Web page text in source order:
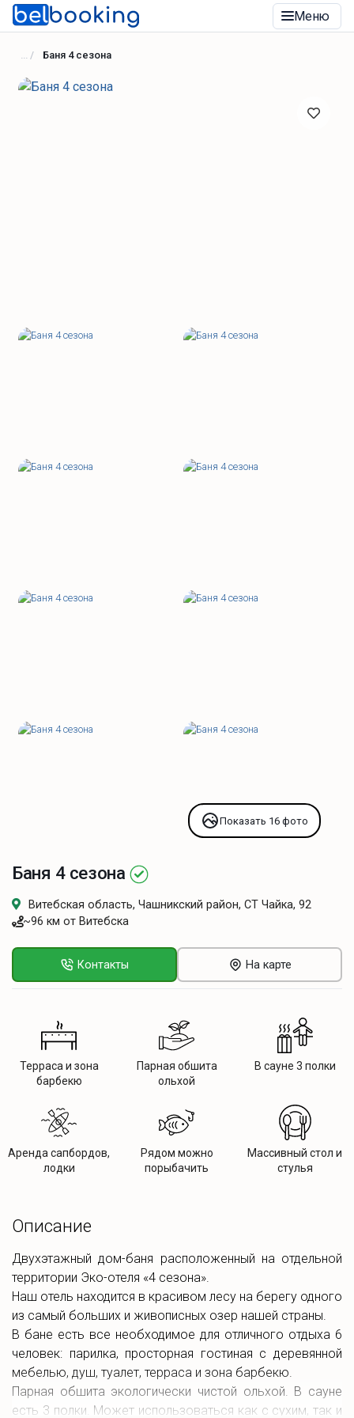
Меню
Баня 4 сезона
Показать 16 фото
Баня 4 сезона
Витебская область, Чашникский район, СТ Чайка, 92
~96 км от Витебска
Контакты На карте
Терраса и зона
барбекю
Парная обшита
ольхой
В сауне 3 полки
Аренда сапбордов,
лодки
Рядом можно
порыбачить
Массивный стол и
стулья
Описание
Двухэтажный дом-баня расположенный на отдельной
территории Эко-отеля «4 сезона».
Наш отель находится в красивом лесу на берегу одного
из самый больших и живописных озер нашей страны.
В бане есть все необходимое для отличного отдыха 6
человек: парилка, просторная гостиная с деревянной
мебелью, душ, туалет, терраса и зона барбекю.
Парная обшита экологически чистой ольхой. В сауне
есть 3 полки. Может использоваться как с сухим, так и